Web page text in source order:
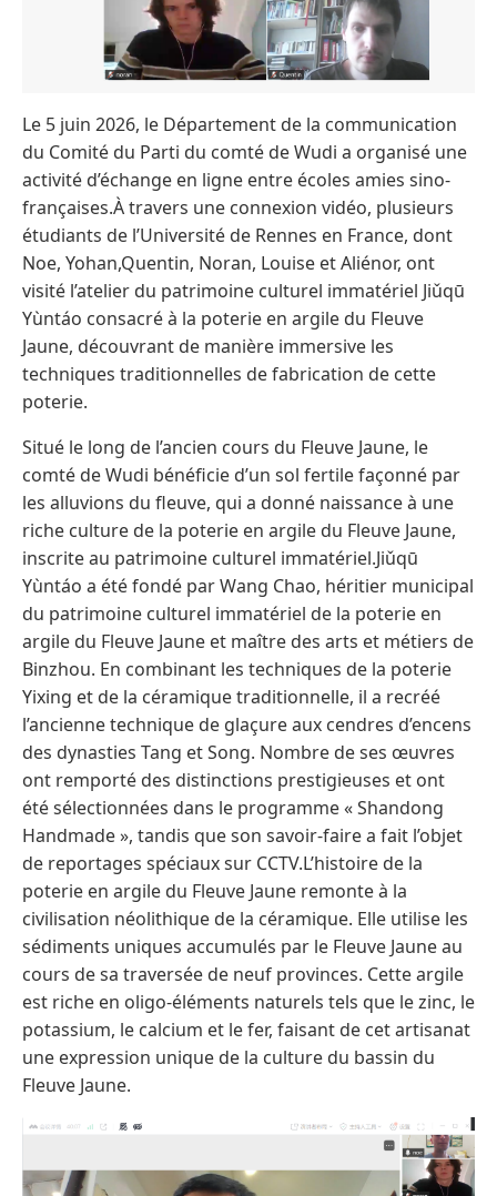
Le 5 juin 2026, le Département de la communication
du Comité du Parti du comté de Wudi a organisé une
activité d’échange en ligne entre écoles amies sino-
françaises.À travers une connexion vidéo, plusieurs
étudiants de l’Université de Rennes en France, dont
Noe, Yohan,Quentin, Noran, Louise et Aliénor, ont
visité l’atelier du patrimoine culturel immatériel Jiǔqū
Yùntáo consacré à la poterie en argile du Fleuve
Jaune, découvrant de manière immersive les
techniques traditionnelles de fabrication de cette
poterie.
Situé le long de l’ancien cours du Fleuve Jaune, le
comté de Wudi bénéficie d’un sol fertile façonné par
les alluvions du fleuve, qui a donné naissance à une
riche culture de la poterie en argile du Fleuve Jaune,
inscrite au patrimoine culturel immatériel.Jiǔqū
Yùntáo a été fondé par Wang Chao, héritier municipal
du patrimoine culturel immatériel de la poterie en
argile du Fleuve Jaune et maître des arts et métiers de
Binzhou. En combinant les techniques de la poterie
Yixing et de la céramique traditionnelle, il a recréé
l’ancienne technique de glaçure aux cendres d’encens
des dynasties Tang et Song. Nombre de ses œuvres
ont remporté des distinctions prestigieuses et ont
été sélectionnées dans le programme « Shandong
Handmade », tandis que son savoir-faire a fait l’objet
de reportages spéciaux sur CCTV.L’histoire de la
poterie en argile du Fleuve Jaune remonte à la
civilisation néolithique de la céramique. Elle utilise les
sédiments uniques accumulés par le Fleuve Jaune au
cours de sa traversée de neuf provinces. Cette argile
est riche en oligo-éléments naturels tels que le zinc, le
potassium, le calcium et le fer, faisant de cet artisanat
une expression unique de la culture du bassin du
Fleuve Jaune.